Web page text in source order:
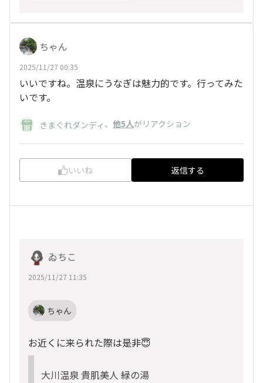
ちゃん
2025/11/27 00:35
いいですね。温泉にうなぎは魅力的です。行ってみた
いです。
きまぐれダンディ 、 他5人がリアクション
いいね 返信する
ゐちこ
2025/11/27 11:35
ちゃん
お近くに来られた際は是非😇
大川温泉 貴肌美人 緑の湯